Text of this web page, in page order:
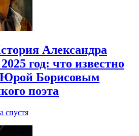
Александра
год: что известно
Юрой Борисовым
поэта
спустя